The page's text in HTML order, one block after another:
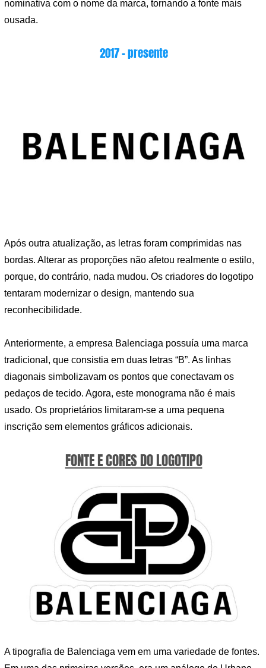
nominativa com o nome da marca, tornando a fonte mais
ousada.
2017 – presente
Após outra atualização, as letras foram comprimidas nas
bordas. Alterar as proporções não afetou realmente o estilo,
porque, do contrário, nada mudou. Os criadores do logotipo
tentaram modernizar o design, mantendo sua
reconhecibilidade.
Anteriormente, a empresa Balenciaga possuía uma marca
tradicional, que consistia em duas letras “B”. As linhas
diagonais simbolizavam os pontos que conectavam os
pedaços de tecido. Agora, este monograma não é mais
usado. Os proprietários limitaram-se a uma pequena
inscrição sem elementos gráficos adicionais.
FONTE E CORES DO LOGOTIPO
A tipografia de Balenciaga vem em uma variedade de fontes.